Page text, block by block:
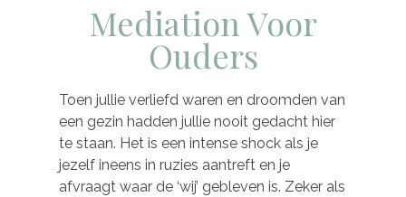
Mediation Voor
Ouders
Toen jullie verliefd waren en droomden van
een gezin hadden jullie nooit gedacht hier
te staan. Het is een intense shock als je
jezelf ineens in ruzies aantreft en je
afvraagt waar de ‘wij’ gebleven is. Zeker als